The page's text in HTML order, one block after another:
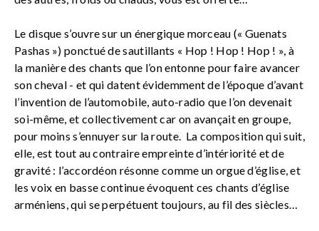
Le disque s’ouvre sur un énergique morceau (« Guenats
Pashas ») ponctué de sautillants « Hop ! Hop ! Hop ! », à
la manière des chants que l’on entonne pour faire avancer
son cheval - et qui datent évidemment de l’époque d’avant
l’invention de l’automobile, auto-radio que l’on devenait
soi-même, et collectivement car on avançait en groupe,
pour moins s’ennuyer sur la route. La composition qui suit,
elle, est tout au contraire empreinte d’intériorité et de
gravité : l’accordéon résonne comme un orgue d’église, et
les voix en basse continue évoquent ces chants d’église
arméniens, qui se perpétuent toujours, au fil des siècles…